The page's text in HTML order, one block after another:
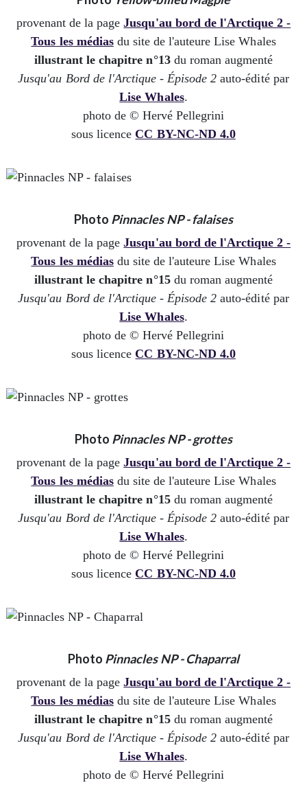
provenant de la pageJusqu'au bord de l'Arctique 2 -
Tous les médiasdu site de l'auteure Lise Whales
illustrant le chapitre n°13du roman augmenté
Jusqu'au Bord de l'Arctique - Épisode 2 auto-édité par
Lise Whales.
photo de © Hervé Pellegrini
sous licence CC BY-NC-ND 4.0
Photo Pinnacles NP - falaises
provenant de la pageJusqu'au bord de l'Arctique 2 -
Tous les médiasdu site de l'auteure Lise Whales
illustrant le chapitre n°15du roman augmenté
Jusqu'au Bord de l'Arctique - Épisode 2 auto-édité par
Lise Whales.
photo de © Hervé Pellegrini
sous licence CC BY-NC-ND 4.0
Photo Pinnacles NP - grottes
provenant de la pageJusqu'au bord de l'Arctique 2 -
Tous les médiasdu site de l'auteure Lise Whales
illustrant le chapitre n°15du roman augmenté
Jusqu'au Bord de l'Arctique - Épisode 2 auto-édité par
Lise Whales.
photo de © Hervé Pellegrini
sous licence CC BY-NC-ND 4.0
Photo Pinnacles NP - Chaparral
provenant de la pageJusqu'au bord de l'Arctique 2 -
Tous les médiasdu site de l'auteure Lise Whales
illustrant le chapitre n°15du roman augmenté
Jusqu'au Bord de l'Arctique - Épisode 2 auto-édité par
Lise Whales.
photo de © Hervé Pellegrini